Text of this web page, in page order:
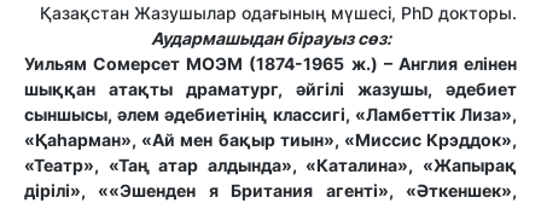
Қазақстан Жазушылар одағының мүшесі, PhD докторы.
Аудармашыдан бірауыз сөз:
Уильям Сомерсет МОЭМ (1874-1965 ж.) – Англия елінен
шыққан атақты драматург, әйгілі жазушы, әдебиет
сыншысы, әлем әдебиетінің классигі, «Ламбеттік Лиза»,
«Қаһарман», «Ай мен бақыр тиын», «Миссис Крэддок»,
«Театр», «Таң атар алдында», «Каталина», «Жапырақ
дірілі», ««Эшенден я Британия агенті», «Әткеншек»,